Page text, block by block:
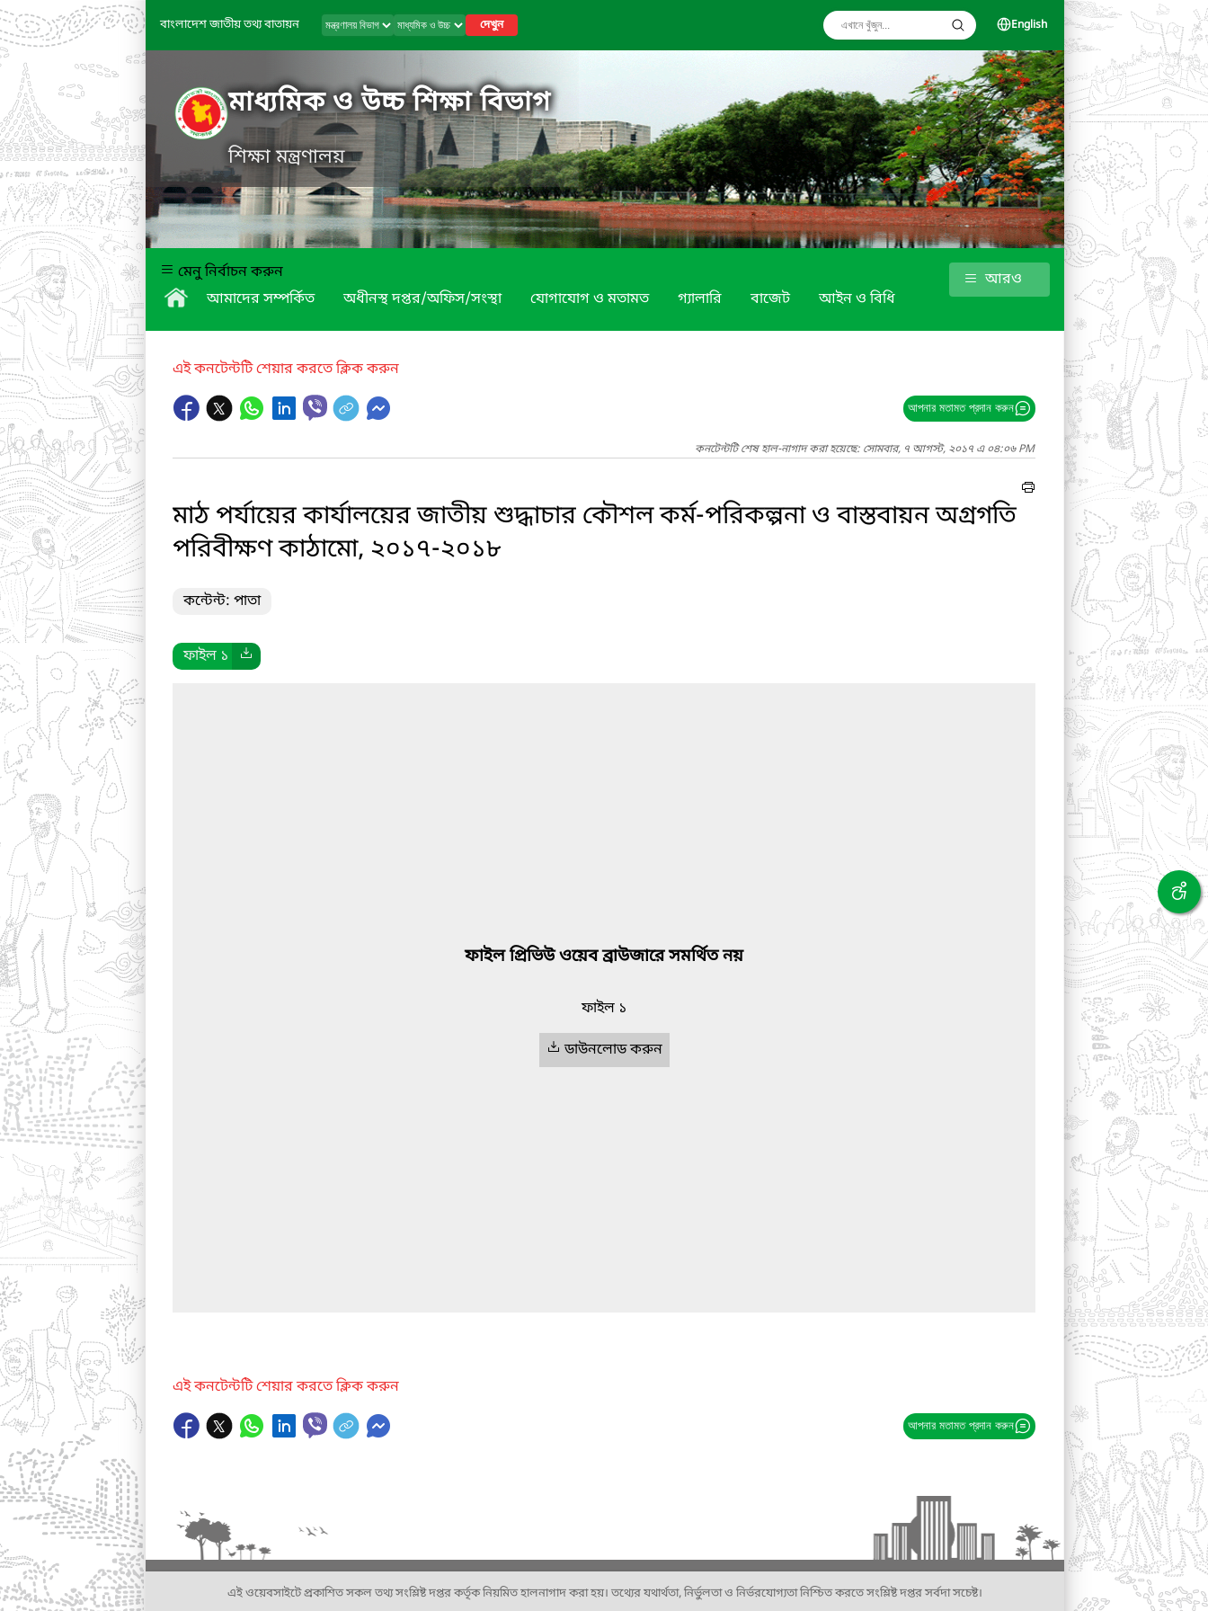
বাংলাদেশ জাতীয় তথ্য বাতায়ন দেখুন English
মাধ্যমিক ও উচ্চ শিক্ষা বিভাগ
শিক্ষা মন্ত্রণালয়
মেনু নির্বাচন করুন
আমাদের সম্পর্কিত
অধীনস্থ দপ্তর/অফিস/সংস্থা যোগাযোগ ও মতামত গ্যালারি বাজেট আইন ও বিধি
আরও
এই কনটেন্টটি শেয়ার করতে ক্লিক করুন
আপনার মতামত প্রদান করুন
কনটেন্টটি শেষ হাল-নাগাদ করা হয়েছে: সোমবার, ৭ আগস্ট, ২০১৭ এ ০৪:০৬ PM
মাঠ পর্যায়ের কার্যালয়ের জাতীয় শুদ্ধাচার কৌশল কর্ম-পরিকল্পনা ও বাস্তবায়ন অগ্রগতি
পরিবীক্ষণ কাঠামো, ২০১৭-২০১৮
কন্টেন্ট: পাতা
ফাইল ১
ফাইল প্রিভিউ ওয়েব ব্রাউজারে সমর্থিত নয়
ফাইল ১
ডাউনলোড করুন
এই কনটেন্টটি শেয়ার করতে ক্লিক করুন
আপনার মতামত প্রদান করুন
এই ওয়েবসাইটে প্রকাশিত সকল তথ্য সংশ্লিষ্ট দপ্তর কর্তৃক নিয়মিত হালনাগাদ করা হয়। তথ্যের যথার্থতা, নির্ভুলতা ও নির্ভরযোগ্যতা নিশ্চিত করতে সংশ্লিষ্ট দপ্তর সর্বদা সচেষ্ট।